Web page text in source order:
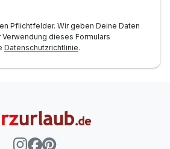
Pflichtfelder. Wir geben Deine Daten
dieses Formulars
Datenschutzrichtlinie.